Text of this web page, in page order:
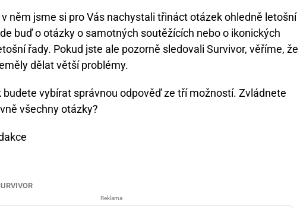
v něm jsme si pro Vás nachystali třináct otázek ohledně letošní
buď o otázky o samotných soutěžících nebo o ikonických
řady. Pokud jste ale pozorně sledovali Survivor, věříme, že
dělat větší problémy.
budete vybírat správnou odpověď ze tří možností. Zvládnete
všechny otázky?
Reklama